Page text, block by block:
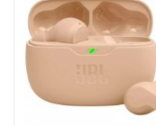
TalkThru позволяет
Звук BL Pure Bass
Наушники JBL Tune
Pure Bass - таким же,